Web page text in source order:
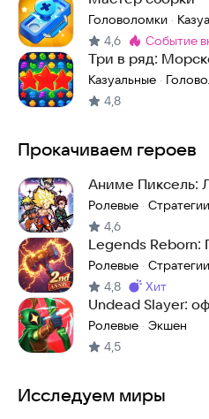
Головоломки ·
4,6 Метка:
событие
Три в ряд:
Казуальные ·
4,8
Прокачиваем героев
Аниме Пиксель:
Ролевые · Стратегии
4,6
Legends Reborn:
Ролевые · Стратегии
4,8 Метка
хит
Undead Slayer:
Ролевые · Экшен
4,5
Исследуем миры